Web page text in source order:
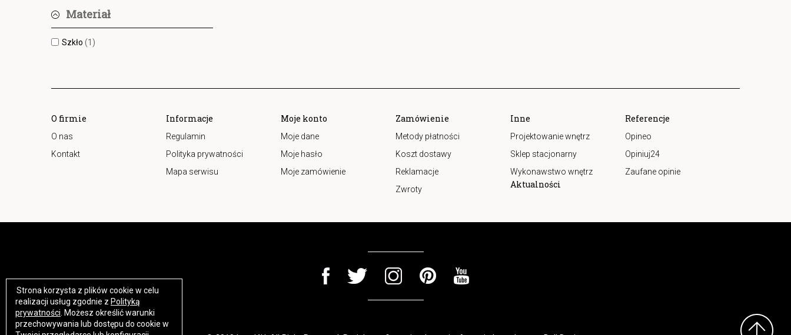
https://www.high-endrolex.com/17
Strona korzysta z plików cookie w celu
realizacji usług zgodnie z Polityką
prywatności . Możesz określić warunki
przechowywania lub dostępu do cookie w
Materiał
Szkło (1)
O firmie
O nas
Kontakt
Informacje
Regulamin
Polityka prywatności
Mapa serwisu
Moje konto
Moje dane
Moje hasło
Moje zamówienie
Zamówienie
Metody płatności
Koszt dostawy
Reklamacje
Zwroty
Inne
Projektowanie wnętrz
Sklep stacjonarny
Wykonawstwo wnętrz
Referencje
Opineo
Opiniuj24
Zaufane opinie
Aktualności